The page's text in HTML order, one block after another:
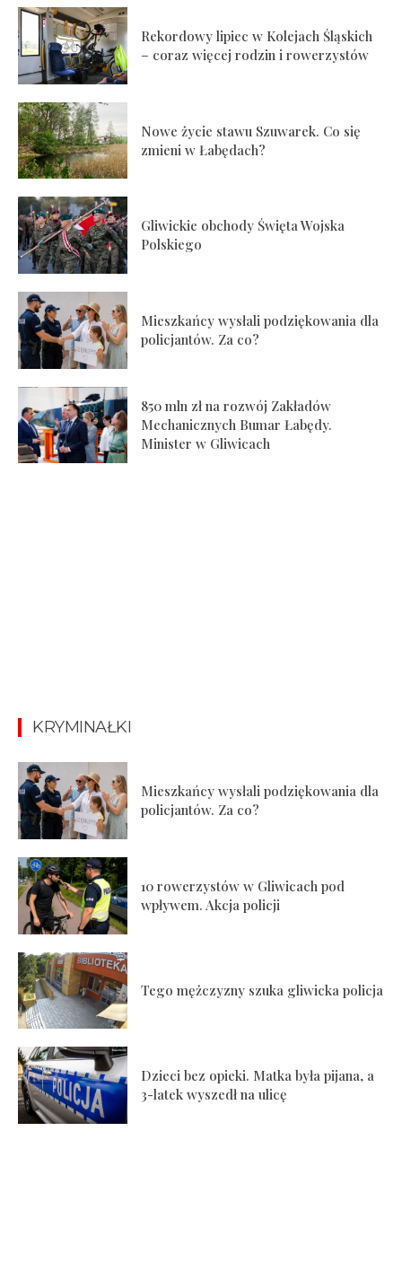
Rekordowy lipiec w Kolejach Śląskich
– coraz więcej rodzin i rowerzystów
Nowe życie stawu Szuwarek. Co się
zmieni w Łabędach?
Gliwickie obchody Święta Wojska
Polskiego
Mieszkańcy wysłali podziękowania dla
policjantów. Za co?
850 mln zł na rozwój Zakładów
Mechanicznych Bumar Łabędy.
Minister w Gliwicach
KRYMINAŁKI
Mieszkańcy wysłali podziękowania dla
policjantów. Za co?
10 rowerzystów w Gliwicach pod
wpływem. Akcja policji
Tego mężczyzny szuka gliwicka policja
Dzieci bez opieki. Matka była pijana, a
3-latek wyszedł na ulicę